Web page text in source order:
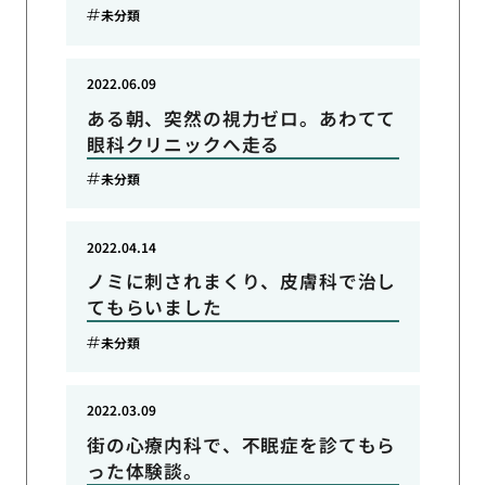
未分類
ある朝、突然の視力ゼロ。あわてて
眼科クリニックへ走る
2022.06.09
未分類
ノミに刺されまくり、皮膚科で治し
てもらいました
2022.04.14
未分類
街の心療内科で、不眠症を診てもら
った体験談。
2022.03.09